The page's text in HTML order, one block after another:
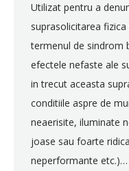
Utilizat pentru a
suprasolicitarea
termenul de sindrom
efectele nefaste ale
in trecut aceasta
conditiile aspre de
neaerisite, iluminate
joase sau foarte
neperformante etc.)…